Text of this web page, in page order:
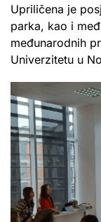
Upriličena je
parka, kao i
međunarodnih
Univerzitetu u